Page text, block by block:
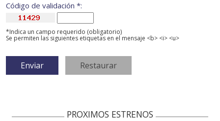
Código de validación *:
*Indica un campo requerido (obligatorio)
Se permiten las siguientes etiquetas en el mensaje <b> <i> <u>
PROXIMOS ESTRENOS